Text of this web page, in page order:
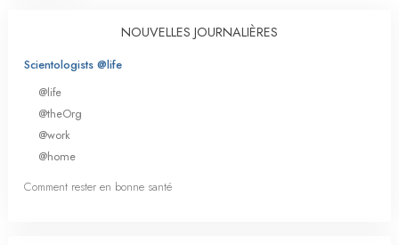
NOUVELLES JOURNALIÈRES
Scientologists @life
@life
@theOrg
@work
@home
Comment rester en bonne santé